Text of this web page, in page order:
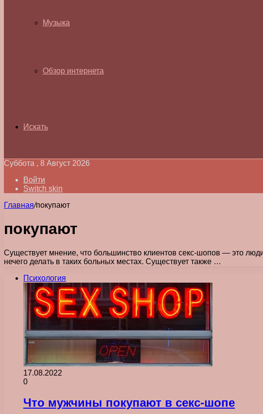
Музыка
Обзор интернета
Искать
Суббота , 8 Август 2026
Войти
Switch skin
Главная/покупают
покупают
Существует мнение, что большинство клиентов секс-шопов — это
нечего делать в таких больных местах. Существует также …
Психология
17.08.2022
0
Что мужчины покупают в секс-шопе